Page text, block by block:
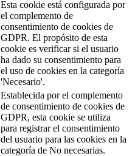
Esta cookie está configurada por
el complemento de
consentimiento de cookies de
GDPR. El propósito de esta
cookie es verificar si el usuario
ha dado su consentimiento para
el uso de cookies en la categoría
'Necesario'.
Establecida por el complemento
de consentimiento de cookies de
GDPR, esta cookie se utiliza
para registrar el consentimiento
del usuario para las cookies en la
categoría de No necesarias.